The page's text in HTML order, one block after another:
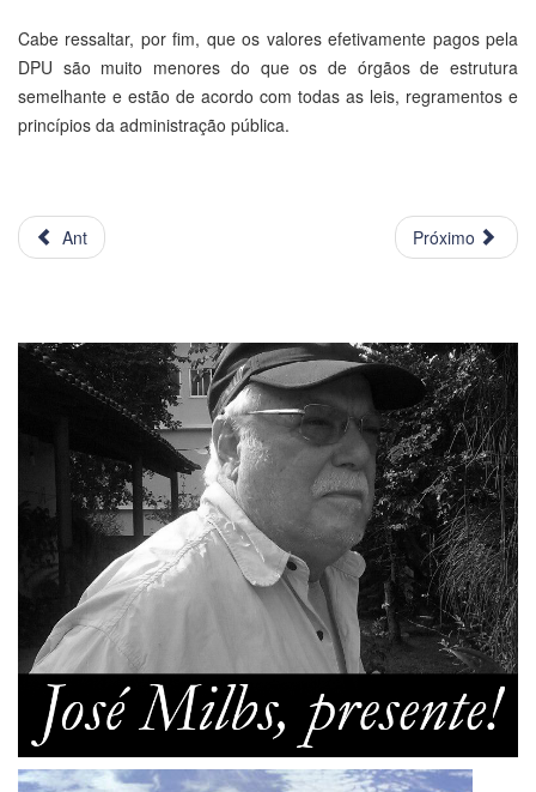
Cabe ressaltar, por fim, que os valores efetivamente pagos pela
DPU são muito menores do que os de órgãos de estrutura
semelhante e estão de acordo com todas as leis, regramentos e
princípios da administração pública.
Ant Próximo